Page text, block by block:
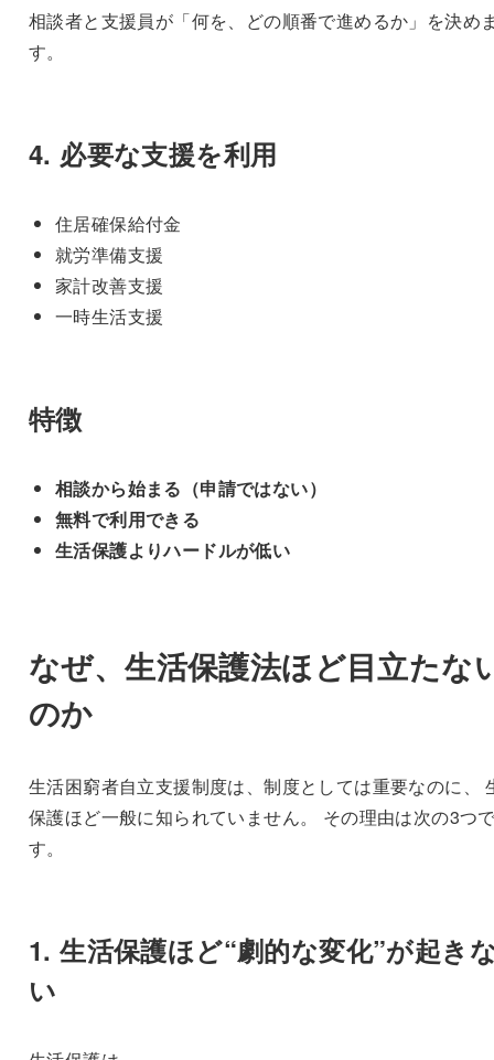
相談者と支援員が「何を、どの順番で進めるか」を決め
す。
4. 必要な支援を利用
住居確保給付金
就労準備支援
家計改善支援
一時生活支援
特徴
相談から始まる（申請ではない）
無料で利用できる
生活保護よりハードルが低い
なぜ、生活保護法ほど目立たな
のか
生活困窮者自立支援制度は、制度としては重要なのに、
保護ほど一般に知られていません。 その理由は次の3つ
す。
1. 生活保護ほど“劇的な変化”が起き
い